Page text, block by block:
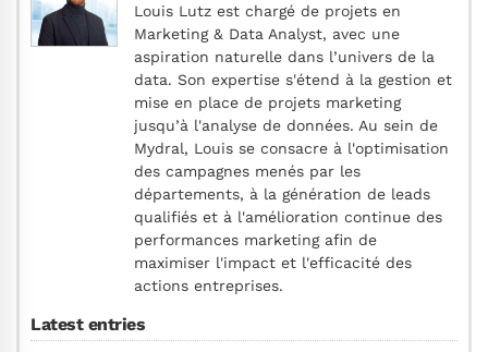
Louis Lutz est chargé de projets en
Marketing & Data Analyst, avec une
aspiration naturelle dans l’univers de la
data. Son expertise s'étend à la gestion et
mise en place de projets marketing
jusqu’à l'analyse de données. Au sein de
Mydral, Louis se consacre à l'optimisation
des campagnes menés par les
départements, à la génération de leads
qualifiés et à l'amélioration continue des
performances marketing afin de
maximiser l'impact et l'efficacité des
actions entreprises.
Latest entries